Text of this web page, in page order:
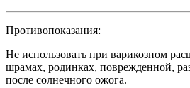
Противопоказания:
Не использовать при варикозном
шрамах, родинках, поврежденной,
после солнечного ожога.